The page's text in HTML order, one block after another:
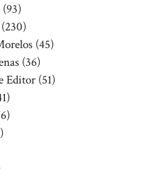
(93)
(230)
(45)
(36)
Editor (51)